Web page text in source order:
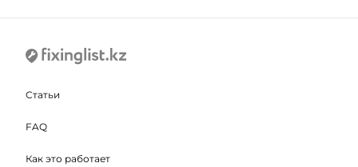
Статьи
FAQ
Как это работает